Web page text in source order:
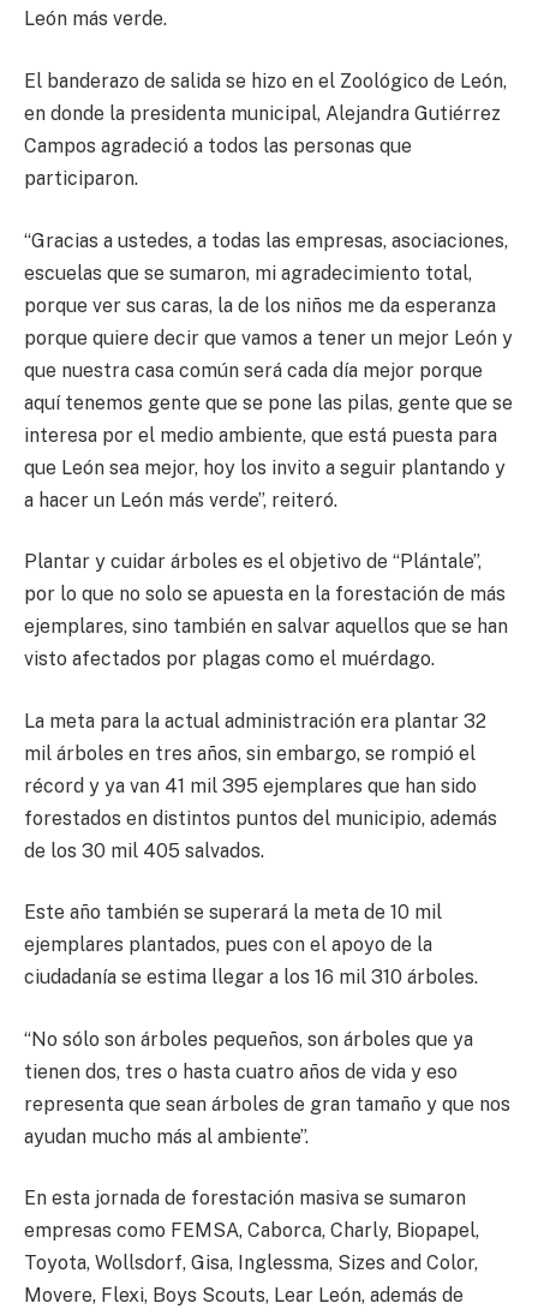
León más verde.
El banderazo de salida se hizo en el Zoológico de León,
en donde la presidenta municipal, Alejandra Gutiérrez
Campos agradeció a todos las personas que
participaron.
“Gracias a ustedes, a todas las empresas, asociaciones,
escuelas que se sumaron, mi agradecimiento total,
porque ver sus caras, la de los niños me da esperanza
porque quiere decir que vamos a tener un mejor León y
que nuestra casa común será cada día mejor porque
aquí tenemos gente que se pone las pilas, gente que se
interesa por el medio ambiente, que está puesta para
que León sea mejor, hoy los invito a seguir plantando y
a hacer un León más verde”, reiteró.
Plantar y cuidar árboles es el objetivo de “Plántale”,
por lo que no solo se apuesta en la forestación de más
ejemplares, sino también en salvar aquellos que se han
visto afectados por plagas como el muérdago.
La meta para la actual administración era plantar 32
mil árboles en tres años, sin embargo, se rompió el
récord y ya van 41 mil 395 ejemplares que han sido
forestados en distintos puntos del municipio, además
de los 30 mil 405 salvados.
Este año también se superará la meta de 10 mil
ejemplares plantados, pues con el apoyo de la
ciudadanía se estima llegar a los 16 mil 310 árboles.
“No sólo son árboles pequeños, son árboles que ya
tienen dos, tres o hasta cuatro años de vida y eso
representa que sean árboles de gran tamaño y que nos
ayudan mucho más al ambiente”.
En esta jornada de forestación masiva se sumaron
empresas como FEMSA, Caborca, Charly, Biopapel,
Toyota, Wollsdorf, Gisa, Inglessma, Sizes and Color,
Movere, Flexi, Boys Scouts, Lear León, además de